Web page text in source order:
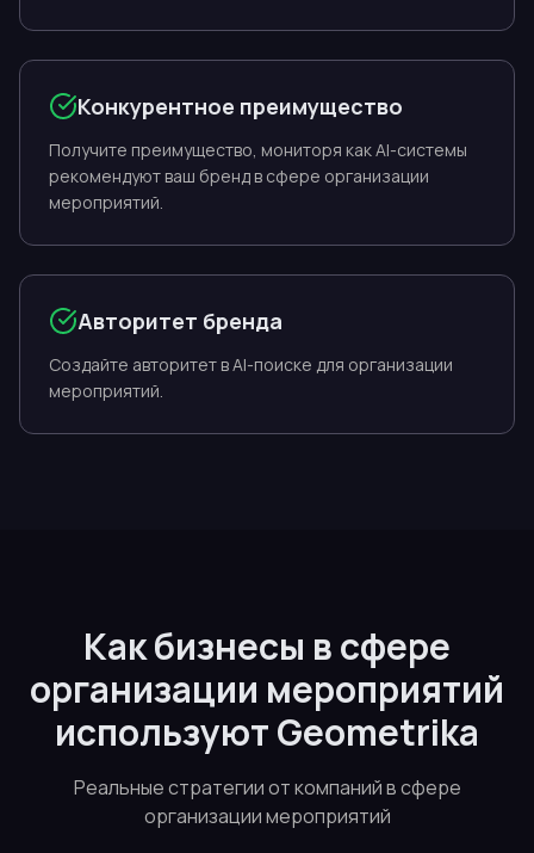
Конкурентное преимущество
Получите преимущество, мониторя как AI-системы
рекомендуют ваш бренд в сфере организации
мероприятий.
Авторитет бренда
Создайте авторитет в AI-поиске для организации
мероприятий.
Как бизнесы в сфере
организации мероприятий
используют Geometrika
Реальные стратегии от компаний в сфере
организации мероприятий